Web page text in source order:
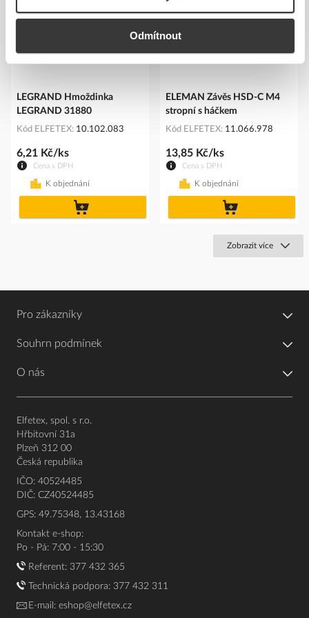
Odmítnout
LEGRAND Hmoždinka
LEGRAND 31880
Kód ELFETEX 10.102.083
Cena s DPH
6,21 Kč/ks
K objednání
ELEMAN Závěs HSD-C M4
stropní s háčkem
Kód ELFETEX 11.066.978
Cena s DPH
13,85 Kč/ks
K objednání
Zobrazit více
Pro zákazníky
Souhrn podmínek
O nás
Elfetex, spol. s r.o.
Hřbitovní 31a
Plzeň 312 00
Česká republika
IČO: 40524485
DIČ: CZ40524485
GPS: 49.75348, 13.43168
Kontakt e-shop:
Po - Pá: 7:00 - 15:30
Referent: 377 432 365
Technická podpora: 377 432 311
E-mail: eshop@elfetex.cz